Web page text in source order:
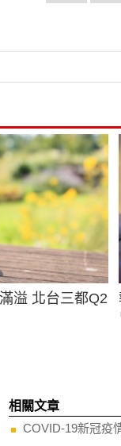
溢 北台三都Q2
相關文章
COVID-19新冠疫